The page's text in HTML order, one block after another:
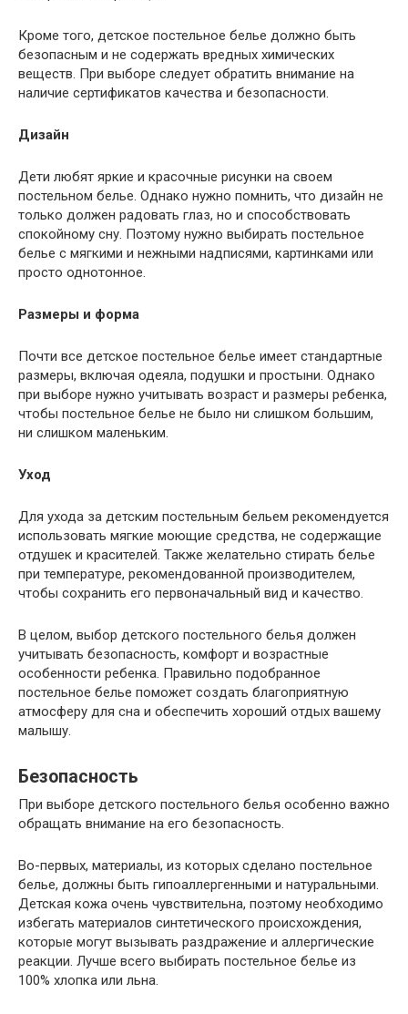
Кроме того, детское постельное белье должно быть
безопасным и не содержать вредных химических
веществ. При выборе следует обратить внимание на
наличие сертификатов качества и безопасности.
Дизайн
Дети любят яркие и красочные рисунки на своем
постельном белье. Однако нужно помнить, что дизайн не
только должен радовать глаз, но и способствовать
спокойному сну. Поэтому нужно выбирать постельное
белье с мягкими и нежными надписями, картинками или
просто однотонное.
Размеры и форма
Почти все детское постельное белье имеет стандартные
размеры, включая одеяла, подушки и простыни. Однако
при выборе нужно учитывать возраст и размеры ребенка,
чтобы постельное белье не было ни слишком большим,
ни слишком маленьким.
Уход
Для ухода за детским постельным бельем рекомендуется
использовать мягкие моющие средства, не содержащие
отдушек и красителей. Также желательно стирать белье
при температуре, рекомендованной производителем,
чтобы сохранить его первоначальный вид и качество.
В целом, выбор детского постельного белья должен
учитывать безопасность, комфорт и возрастные
особенности ребенка. Правильно подобранное
постельное белье поможет создать благоприятную
атмосферу для сна и обеспечить хороший отдых вашему
малышу.
Безопасность
При выборе детского постельного белья особенно важно
обращать внимание на его безопасность.
Во-первых, материалы, из которых сделано постельное
белье, должны быть гипоаллергенными и натуральными.
Детская кожа очень чувствительна, поэтому необходимо
избегать материалов синтетического происхождения,
которые могут вызывать раздражение и аллергические
реакции. Лучше всего выбирать постельное белье из
100% хлопка или льна.